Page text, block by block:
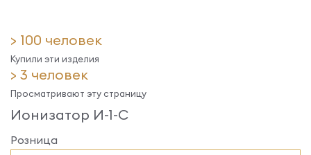
> 100 человек
Купили эти изделия
> 3 человек
Просматривают эту страницу
Ионизатор И-1-С
Розница